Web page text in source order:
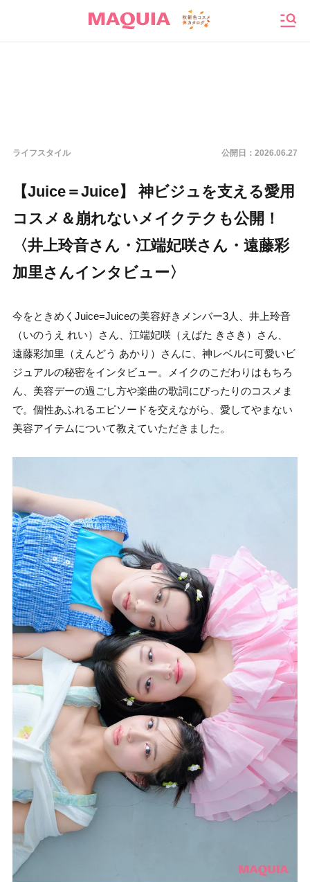
ライフスタイル 公開日： 2026.06.27
【Juice＝Juice】 神ビジュを支える愛用
コスメ＆崩れないメイクテクも公開！
〈井上玲音さん・江端妃咲さん・遠藤彩
加里さんインタビュー〉
今をときめくJuice=Juiceの美容好きメンバー3人、井上玲音
（いのうえ れい）さん、江端妃咲（えばた きさき）さん、
遠藤彩加里（えんどう あかり）さんに、神レベルに可愛いビ
ジュアルの秘密をインタビュー。メイクのこだわりはもちろ
ん、美容デーの過ごし方や楽曲の歌詞にぴったりのコスメま
で。個性あふれるエピソードを交えながら、愛してやまない
美容アイテムについて教えていただきました。